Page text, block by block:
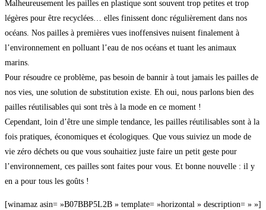
Malheureusement les pailles en plastique sont souvent trop petites et trop
légères pour être recyclées… elles finissent donc régulièrement dans nos
océans. Nos pailles à premières vues inoffensives nuisent finalement à
l’environnement en polluant l’eau de nos océans et tuant les animaux
marins.
Pour résoudre ce problème, pas besoin de bannir à tout jamais les pailles de
nos vies, une solution de substitution existe. Eh oui, nous parlons bien des
pailles réutilisables qui sont très à la mode en ce moment !
Cependant, loin d’être une simple tendance, les pailles réutilisables sont à la
fois pratiques, économiques et écologiques. Que vous suiviez un mode de
vie zéro déchets ou que vous souhaitiez juste faire un petit geste pour
l’environnement, ces pailles sont faites pour vous. Et bonne nouvelle : il y
en a pour tous les goûts !
[winamaz asin= »B07BBP5L2B » template= »horizontal » description= » »]